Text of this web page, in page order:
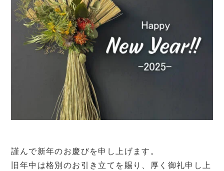
謹んで新年のお慶びを申し上げます。
旧年中は格別のお引き立てを賜り、厚く御礼申し上